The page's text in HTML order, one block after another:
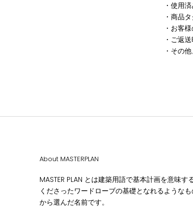
・使用
・商品
・お客
・ご返
・その
About MASTERPLAN
MASTER PLAN とは建築用語で基本計画を意味
くださったワードローブの基礎となれるような
から選んだ名前です。